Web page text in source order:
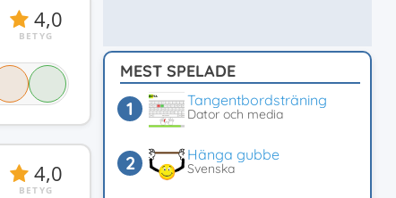
4,0
BETYG
4,0
BETYG
MEST SPELADE
Tangentbordsträning
Dator och media
Hänga gubbe
Svenska